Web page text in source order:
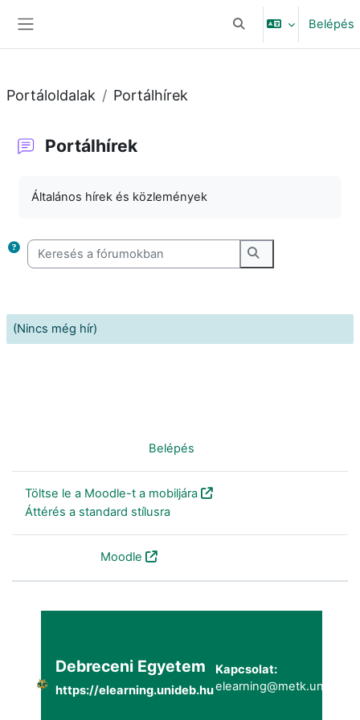
Keresési bemeneti
Belépés
Portáloldalak Portálhírek
Portálhírek
Általános hírek és közlemények
Keresés a fórumokban
Keresés a
(Nincs még hír)
Belépés
Töltse le a Moodle-t a mobiljára
Áttérés a standard stílusra
Moodle
Debreceni Egyetem
https://elearning.unideb.hu
Kapcsolat: